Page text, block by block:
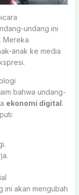
undang ini
Mereka
anak ke media
bahwa undang-
ekonomi digital.
ini akan mengubah